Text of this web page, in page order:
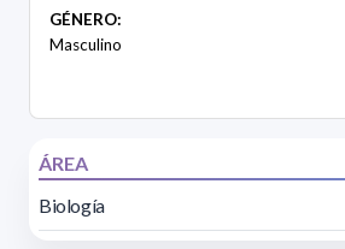
GÉNERO:
Masculino
ÁREA
Biología